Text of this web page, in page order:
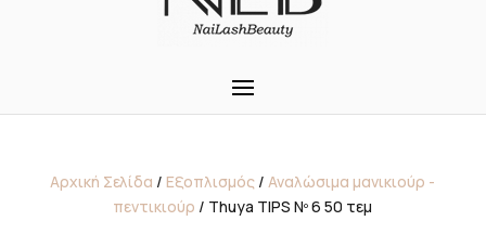
Αρχική Σελίδα / Εξοπλισμός /Αναλώσιμα μανικιούρ -
πεντικιούρ / Thuya TIPS Nº 6 50 τεμ